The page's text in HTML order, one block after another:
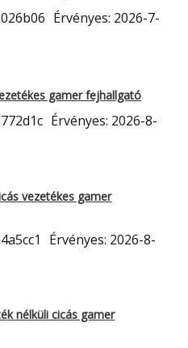
Érvényes: 2026-7-
gamer fejhallgató
Érvényes: 2026-8-
vezetékes gamer
Érvényes: 2026-8-
nélküli cicás gamer